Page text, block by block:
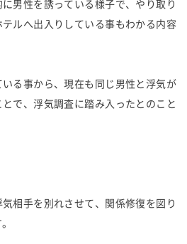
男性を誘っている様子で、やり取り
ルへ出入りしている事もわかる内容
る事から、現在も同じ男性と浮気が
で、浮気調査に踏み入ったとのこと
相手を別れさせて、関係修復を図り